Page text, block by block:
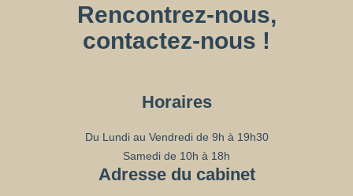
Rencontrez-nous,
contactez-nous !
Horaires
Du Lundi au Vendredi de 9h à 19h30
Samedi de 10h à 18h
Adresse du cabinet